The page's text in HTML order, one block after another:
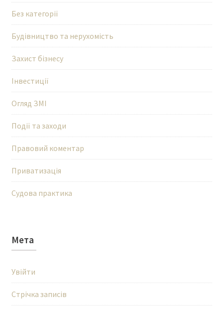
Без категорії
Будівництво та нерухомість
Захист бізнесу
Інвестиції
Огляд ЗМІ
Події та заходи
Правовий коментар
Приватизація
Судова практика
Мета
Увійти
Стрічка записів